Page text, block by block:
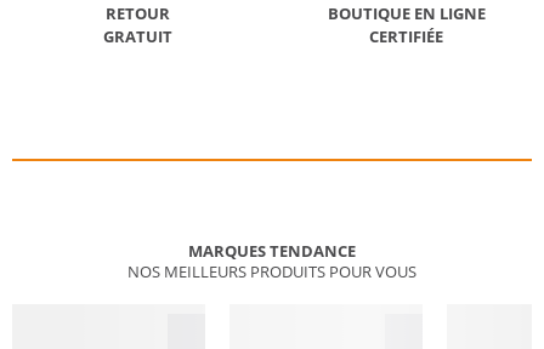
RETOUR
GRATUIT
BOUTIQUE EN LIGNE
CERTIFIÉE
MARQUES TENDANCE
NOS MEILLEURS PRODUITS POUR VOUS